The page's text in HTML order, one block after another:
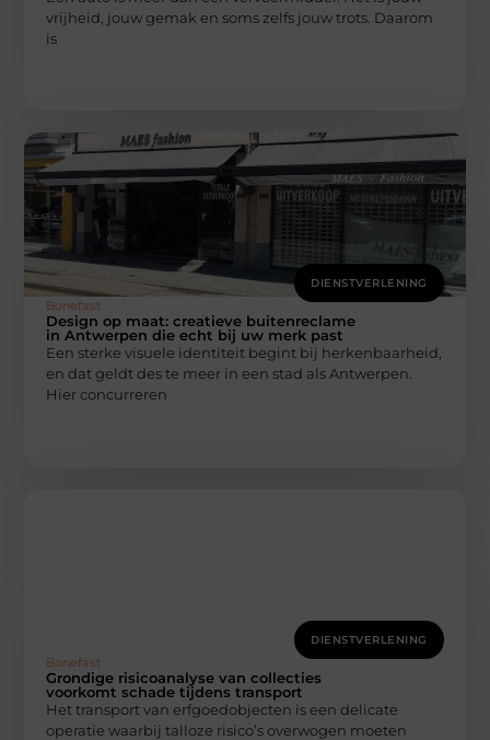
vrijheid, jouw gemak en soms zelfs jouw trots. Daarom
is
DIENSTVERLENING
Bonefast
Design op maat: creatieve buitenreclame
in Antwerpen die echt bij uw merk past
Een sterke visuele identiteit begint bij herkenbaarheid,
en dat geldt des te meer in een stad als Antwerpen.
Hier concurreren
DIENSTVERLENING
Bonefast
Grondige risicoanalyse van collecties
voorkomt schade tijdens transport
Het transport van erfgoedobjecten is een delicate
operatie waarbij talloze risico’s overwogen moeten